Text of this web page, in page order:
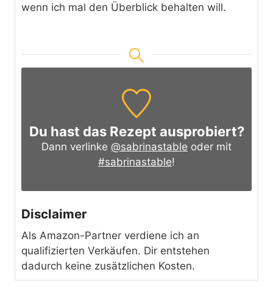
wenn ich mal den Überblick behalten will.
Du hast das Rezept ausprobiert?
Dann verlinke @sabrinastable oder mit
#sabrinastable!
Disclaimer
Als Amazon-Partner verdiene ich an
qualifizierten Verkäufen. Dir entstehen
dadurch keine zusätzlichen Kosten.